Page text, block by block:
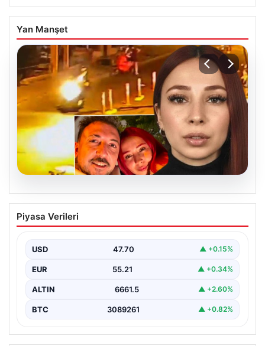
Yan Manşet
Şişli’de Nilda Müge Şahin Cinayetiyle
İlgili Yeni Gelişmeler ve Ayrıntılar
kadının hayatını kaybetmesine neden olan trajik
cinayet…
Piyasa Verileri
USD 47.70 ▲ +0.15%
EUR 55.21 ▲ +0.34%
ALTIN 6661.5 ▲ +2.60%
BTC 3089261 ▲ +0.82%